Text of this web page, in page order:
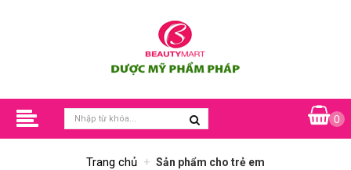
0
Trang chủ Sản phẩm cho trẻ em